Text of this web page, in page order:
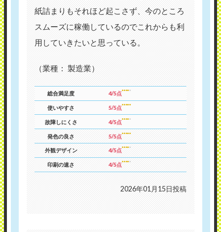
紙詰まりもそれほど起こさず、今のところ
スムーズに稼働しているのでこれからも利
用していきたいと思っている。
（業種： 製造業）
総合満足度 4/5点
使いやすさ 5/5点
故障しにくさ 4/5点
発色の良さ 5/5点
外観デザイン 4/5点
印刷の速さ 4/5点
2026年01月15日投稿